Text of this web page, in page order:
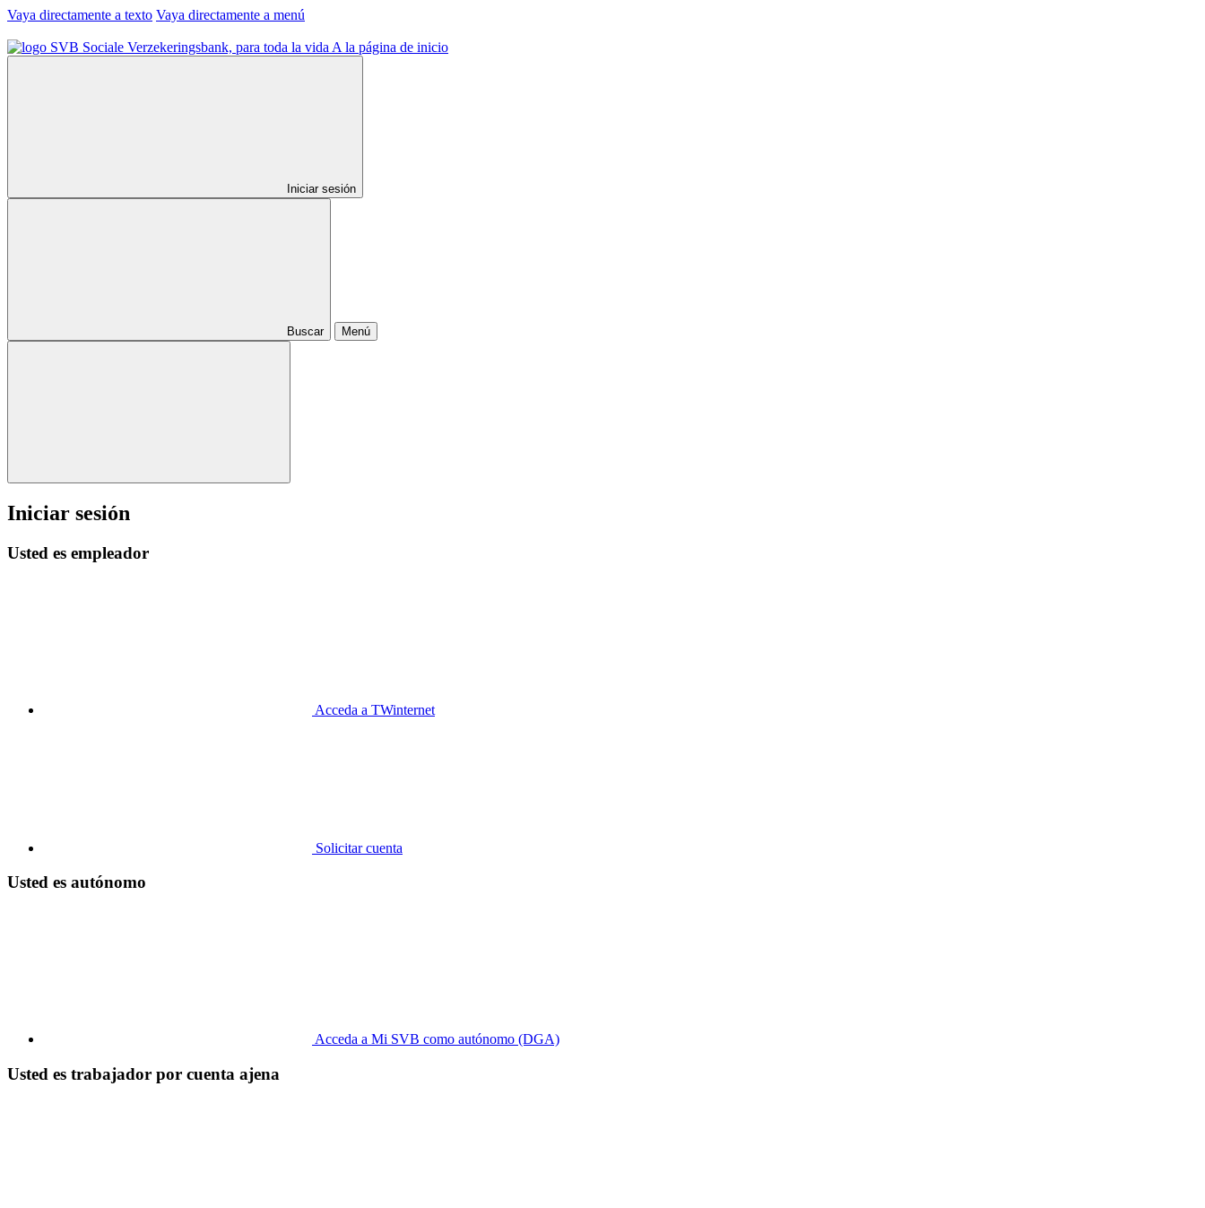
Vaya directamente a texto Vaya directamente a menú
A la página de inicio
Iniciar sesión
Buscar Menú
Iniciar sesión
Usted es empleador
Acceda a TWinternet
Solicitar cuenta
Usted es autónomo
Acceda a Mi SVB como autónomo (DGA)
Usted es trabajador por cuenta ajena